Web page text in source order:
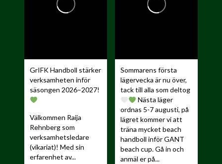
GrIFK Handboll stärker
verksamheten inför
säsongen 2026–2027!
Välkommen Raija
Rehnberg som
verksamhetsledare
(vikariat)! Med sin
erfarenhet av...
Sommarens första
lägervecka är nu över,
tack till alla som deltog
Nästa läger
ordnas 5-7 augusti, på
lägret kommer vi att
träna mycket beach
handboll inför GANT
beach cup. Gå in och
anmäl er på...